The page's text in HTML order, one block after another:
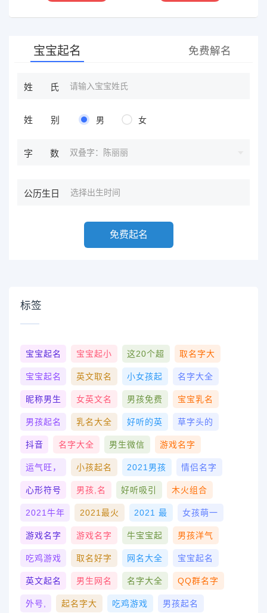
导方案，欢迎有缘人。
宝宝起名 免费解名
姓氏
姓别 男 女
字数 双叠字：陈丽丽
公历生日
免费起名
标签
宝宝起名 宝宝起小 这20个超 取名字大
宝宝起名 英文取名 小女孩起 名字大全
昵称男生 女英文名 男孩免费 宝宝乳名
男孩起名 乳名大全 好听的英 草字头的
抖音 名字大全 男生微信 游戏名字
运气旺， 小孩起名 2021男孩 情侣名字
心形符号 男孩,名 好听吸引 木火组合
2021牛年 2021最火 2021 最 女孩萌一
游戏名字 游戏名字 牛宝宝起 男孩洋气
吃鸡游戏 取名好字 网名大全 宝宝起名
英文起名 男生网名 名字大全 QQ群名字
外号, 起名字大 吃鸡游戏 男孩起名